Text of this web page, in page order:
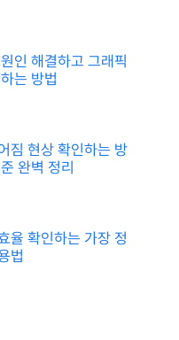
인 해결하고 그래픽
는 방법
짐 현상 확인하는 방
완벽 정리
율 확인하는 가장 정
법